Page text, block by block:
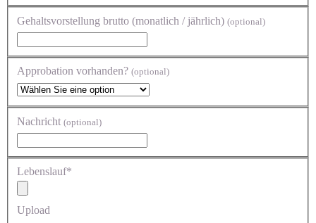
Gehaltsvorstellung brutto (monatlich / jährlich) (optional)
Approbation vorhanden? (optional)
Nachricht (optional)
Lebenslauf*
Upload